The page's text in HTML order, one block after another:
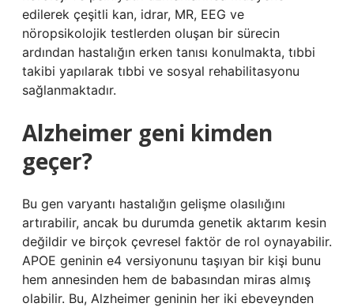
edilerek çeşitli kan, idrar, MR, EEG ve
nöropsikolojik testlerden oluşan bir sürecin
ardından hastalığın erken tanısı konulmakta, tıbbi
takibi yapılarak tıbbi ve sosyal rehabilitasyonu
sağlanmaktadır.
Alzheimer geni kimden
geçer?
Bu gen varyantı hastalığın gelişme olasılığını
artırabilir, ancak bu durumda genetik aktarım kesin
değildir ve birçok çevresel faktör de rol oynayabilir.
APOE geninin e4 versiyonunu taşıyan bir kişi bunu
hem annesinden hem de babasından miras almış
olabilir. Bu, Alzheimer geninin her iki ebeveynden